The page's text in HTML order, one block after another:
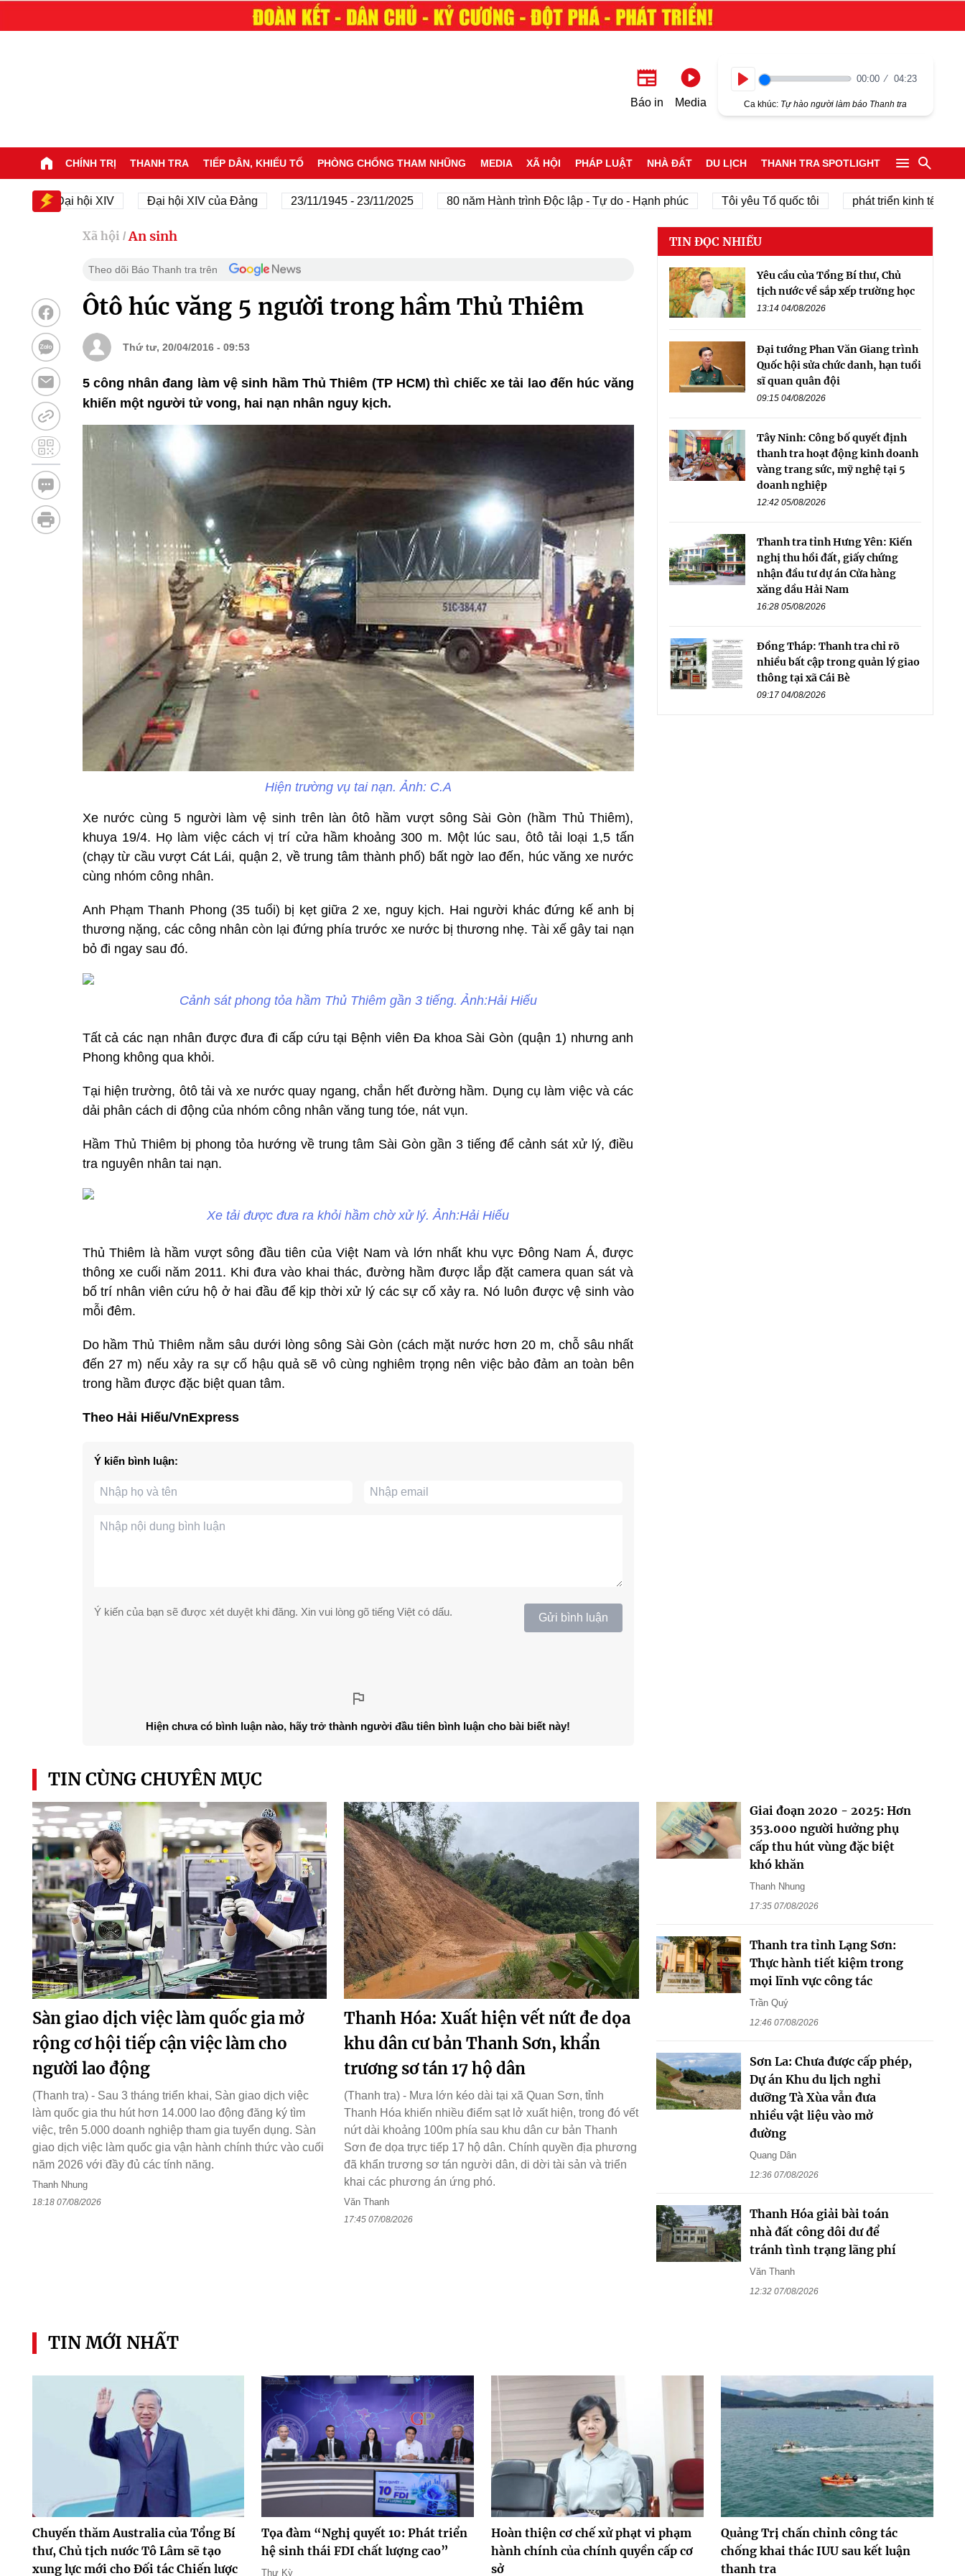
Báo in Media
00:00 04:23
Ca khúc: Tự hào người làm báo Thanh tra
CHÍNH TRỊ THANH TRA TIẾP DÂN, KHIẾU TỐ PHÒNG CHỐNG THAM NHŨNG MEDIA XÃ HỘI PHÁP LUẬT NHÀ ĐẤT DU LỊCH THANH TRA SPOTLIGHT
Đại hội XIV Đại hội XIV của Đảng 23/11/1945 - 23/11/2025 80 năm Hành trình Độc lập - Tự do - Hạnh phúc Tôi yêu Tổ quốc tôi phát triển kinh tế tư nhân
Xã hội / An sinh
Theo dõi Báo Thanh tra trên
Ôtô húc văng 5 người trong hầm Thủ Thiêm
Thứ tư, 20/04/2016 - 09:53
5 công nhân đang làm vệ sinh hầm Thủ Thiêm (TP HCM) thì chiếc xe tải lao đến húc văng
khiến một người tử vong, hai nạn nhân nguy kịch.
Hiện trường vụ tai nạn. Ảnh: C.A
Xe nước cùng 5 người làm vệ sinh trên làn ôtô hầm vượt sông Sài Gòn (hầm Thủ Thiêm),
khuya 19/4. Họ làm việc cách vị trí cửa hầm khoảng 300 m. Một lúc sau, ôtô tải loại 1,5 tấn
(chạy từ cầu vượt Cát Lái, quận 2, về trung tâm thành phố) bất ngờ lao đến, húc văng xe nước
cùng nhóm công nhân.
Anh Phạm Thanh Phong (35 tuổi) bị kẹt giữa 2 xe, nguy kịch. Hai người khác đứng kế anh bị
thương nặng, các công nhân còn lại đứng phía trước xe nước bị thương nhẹ. Tài xế gây tai nạn
bỏ đi ngay sau đó.
Cảnh sát phong tỏa hầm Thủ Thiêm gần 3 tiếng. Ảnh:Hải Hiếu
Tất cả các nạn nhân được đưa đi cấp cứu tại Bệnh viên Đa khoa Sài Gòn (quận 1) nhưng anh
Phong không qua khỏi.
Tại hiện trường, ôtô tải và xe nước quay ngang, chắn hết đường hầm. Dụng cụ làm việc và các
dải phân cách di động của nhóm công nhân văng tung tóe, nát vụn.
Hầm Thủ Thiêm bị phong tỏa hướng về trung tâm Sài Gòn gần 3 tiếng để cảnh sát xử lý, điều
tra nguyên nhân tai nạn.
Xe tải được đưa ra khỏi hầm chờ xử lý. Ảnh:Hải Hiếu
Thủ Thiêm là hầm vượt sông đầu tiên của Việt Nam và lớn nhất khu vực Đông Nam Á, được
thông xe cuối năm 2011. Khi đưa vào khai thác, đường hầm được lắp đặt camera quan sát và
bố trí nhân viên cứu hộ ở hai đầu để kịp thời xử lý các sự cố xảy ra. Nó luôn được vệ sinh vào
mỗi đêm.
Do hầm Thủ Thiêm nằm sâu dưới lòng sông Sài Gòn (cách mặt nước hơn 20 m, chỗ sâu nhất
đến 27 m) nếu xảy ra sự cố hậu quả sẽ vô cùng nghiêm trọng nên việc bảo đảm an toàn bên
trong hầm được đặc biệt quan tâm.
Theo Hải Hiếu/VnExpress
Ý kiến bình luận:
Ý kiến của bạn sẽ được xét duyệt khi đăng. Xin vui lòng gõ tiếng Việt có dấu. Gửi bình luận
Hiện chưa có bình luận nào, hãy trở thành người đầu tiên bình luận cho bài biết này!
TIN ĐỌC NHIỀU
Yêu cầu của Tổng Bí thư, Chủ
tịch nước về sắp xếp trường học
13:14 04/08/2026
Đại tướng Phan Văn Giang trình
Quốc hội sửa chức danh, hạn tuổi
sĩ quan quân đội
09:15 04/08/2026
Tây Ninh: Công bố quyết định
thanh tra hoạt động kinh doanh
vàng trang sức, mỹ nghệ tại 5
doanh nghiệp
12:42 05/08/2026
Thanh tra tỉnh Hưng Yên: Kiến
nghị thu hồi đất, giấy chứng
nhận đầu tư dự án Cửa hàng
xăng dầu Hải Nam
16:28 05/08/2026
Đồng Tháp: Thanh tra chỉ rõ
nhiều bất cập trong quản lý giao
thông tại xã Cái Bè
09:17 04/08/2026
TIN CÙNG CHUYÊN MỤC
Sàn giao dịch việc làm quốc gia mở
rộng cơ hội tiếp cận việc làm cho
người lao động
(Thanh tra) - Sau 3 tháng triển khai, Sàn giao dịch việc
làm quốc gia thu hút hơn 14.000 lao động đăng ký tìm
việc, trên 5.000 doanh nghiệp tham gia tuyển dụng. Sàn
giao dịch việc làm quốc gia vận hành chính thức vào cuối
năm 2026 với đầy đủ các tính năng.
Thanh Nhung
18:18 07/08/2026
Thanh Hóa: Xuất hiện vết nứt đe dọa
khu dân cư bản Thanh Sơn, khẩn
trương sơ tán 17 hộ dân
(Thanh tra) - Mưa lớn kéo dài tại xã Quan Sơn, tỉnh
Thanh Hóa khiến nhiều điểm sạt lở xuất hiện, trong đó vết
nứt dài khoảng 100m phía sau khu dân cư bản Thanh
Sơn đe dọa trực tiếp 17 hộ dân. Chính quyền địa phương
đã khẩn trương sơ tán người dân, di dời tài sản và triển
khai các phương án ứng phó.
Văn Thanh
17:45 07/08/2026
Giai đoạn 2020 - 2025: Hơn
353.000 người hưởng phụ
cấp thu hút vùng đặc biệt
khó khăn
Thanh Nhung
17:35 07/08/2026
Thanh tra tỉnh Lạng Sơn:
Thực hành tiết kiệm trong
mọi lĩnh vực công tác
Trần Quý
12:46 07/08/2026
Sơn La: Chưa được cấp phép,
Dự án Khu du lịch nghỉ
dưỡng Tà Xùa vẫn đưa
nhiều vật liệu vào mở
đường
Quang Dân
12:36 07/08/2026
Thanh Hóa giải bài toán
nhà đất công dôi dư để
tránh tình trạng lãng phí
Văn Thanh
12:32 07/08/2026
TIN MỚI NHẤT
Chuyến thăm Australia của Tổng Bí
thư, Chủ tịch nước Tô Lâm sẽ tạo
xung lực mới cho Đối tác Chiến lược
Tọa đàm “Nghị quyết 10: Phát triển
hệ sinh thái FDI chất lượng cao”
Thư Kỳ
Hoàn thiện cơ chế xử phạt vi phạm
hành chính của chính quyền cấp cơ
sở
Quảng Trị chấn chỉnh công tác
chống khai thác IUU sau kết luận
thanh tra